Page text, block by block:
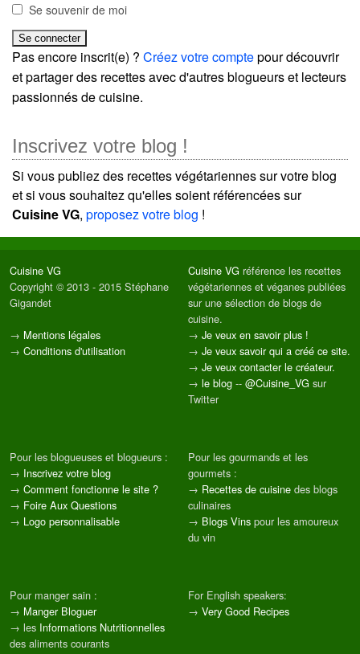
Se souvenir de moi
Pas encore inscrit(e) ? Créez votre comptepour découvrir
et partager des recettes avec d'autres blogueurs et lecteurs
passionnés de cuisine.
Inscrivez votre blog !
Si vous publiez des recettes végétariennes sur votre blog
et si vous souhaitez qu'elles soient référencées sur
Cuisine VG, proposez votre blog !
Cuisine VG
Copyright © 2013 - 2015 Stéphane
Gigandet
→ Mentions légales
→ Conditions d'utilisation
Cuisine VG référence les recettes
végétariennes et véganes publiées
sur une sélection de blogs de
cuisine.
→ Je veux en savoir plus !
→ Je veux savoir qui a créé ce site.
→ Je veux contacter le créateur.
→ le blog -- @Cuisine_VG sur
Twitter
Pour les blogueuses et blogueurs :
→ Inscrivez votre blog
→ Comment fonctionne le site ?
→ Foire Aux Questions
→ Logo personnalisable
Pour les gourmands et les
gourmets :
→ Recettes de cuisine des blogs
culinaires
→ Blogs Vins pour les amoureux
du vin
Pour manger sain :
→ Manger Bloguer
→ les Informations Nutritionnelles
des aliments courants
For English speakers:
→ Very Good Recipes